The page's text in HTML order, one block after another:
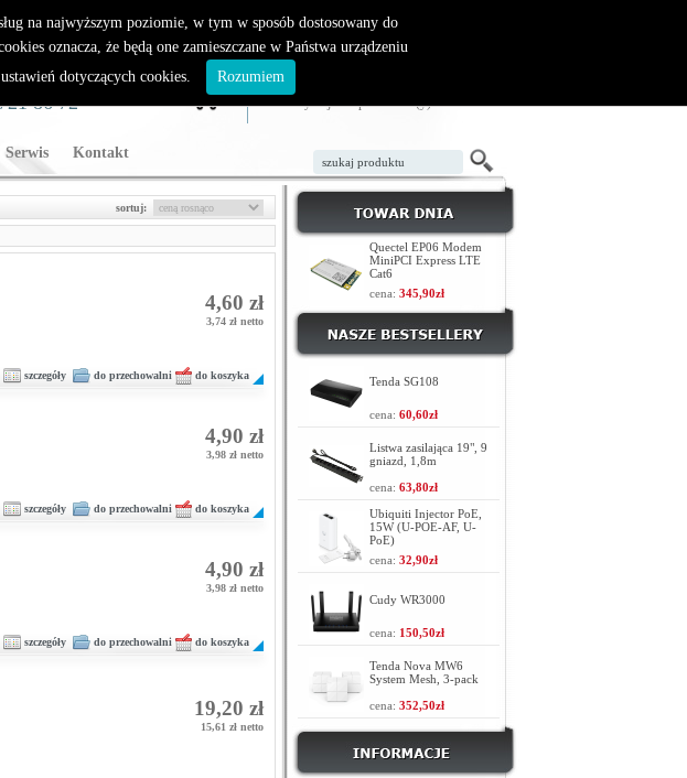
Serwis Kontakt
TECHNICZNE
86 72
TWÓJ KOSZYK
W koszyku jest 0 produktów(y)
ZAŁÓŻ KONTO LOGOWANIE
sortuj:
4,60 zł
3,74 zł netto
szczegóły do przechowalni do koszyka
4,90 zł
3,98 zł netto
szczegóły do przechowalni do koszyka
4,90 zł
3,98 zł netto
szczegóły do przechowalni do koszyka
19,20 zł
15,61 zł netto
Quectel EP06 Modem
MiniPCI Express LTE
Cat6
cena: 345,90zł
Tenda SG108
cena: 60,60zł
Listwa zasilająca 19", 9
gniazd, 1,8m
cena: 63,80zł
Ubiquiti Injector PoE,
15W (U-POE-AF, U-
PoE)
cena: 32,90zł
Cudy WR3000
cena: 150,50zł
Tenda Nova MW6
System Mesh, 3-pack
cena: 352,50zł
na najwyższym poziomie, w tym w sposób dostosowany do
oznacza, że będą one zamieszczane w Państwa urządzeniu
dotyczących cookies.
Rozumiem